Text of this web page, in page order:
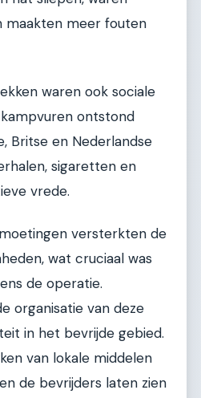
maakten meer fouten
waren ook sociale
ontstond
Britse en Nederlandse
sigaretten en
vrede.
versterkten de
wat cruciaal was
de operatie.
organisatie van deze
in het bevrijde gebied.
van lokale middelen
de bevrijders laten zien